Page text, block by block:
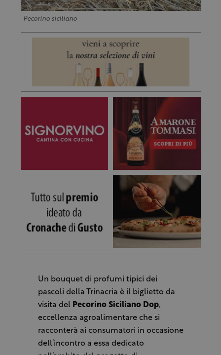
Pecorino siciliano
Un bouquet di profumi tipici dei
pascoli della Trinacria è il biglietto da
visita del Pecorino Siciliano Dop,
eccellenza agroalimentare che si
racconterà ai consumatori in occasione
dell’incontro a essa dedicato